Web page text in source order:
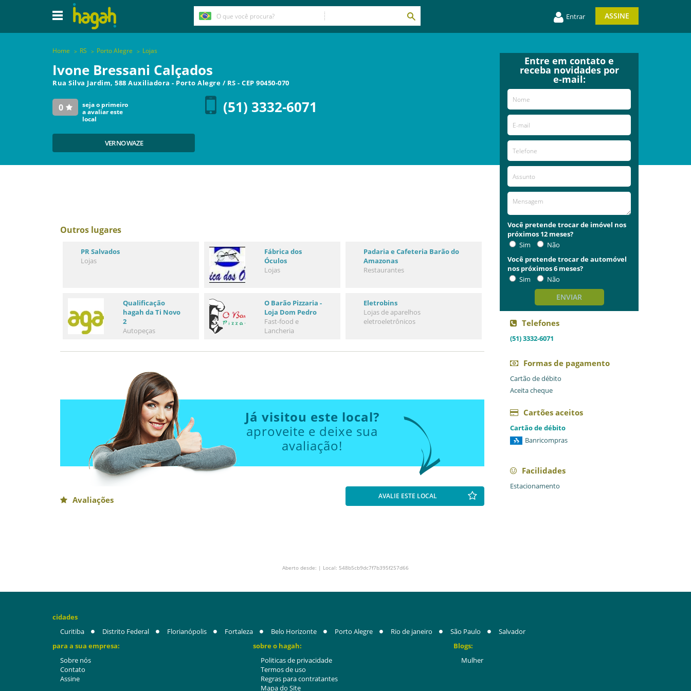
Entrar ASSINE
Home RS Porto Alegre Lojas
Ivone Bressani Calçados
Rua Silva Jardim, 588 Auxiliadora - Porto Alegre / RS - CEP 90450-070
0
seja o primeiro
a avaliar este
local
(51) 3332-6071
VER NO WAZE
Outros lugares
PR Salvados
Lojas
Fábrica dos
Óculos
Lojas
Padaria e Cafeteria Barão do
Amazonas
Restaurantes
Qualificação
hagah da Ti Novo
2
Autopeças
O Barão Pizzaria -
Loja Dom Pedro
Fast-food e
Lancheria
Eletrobins
Lojas de aparelhos
eletroeletrônicos
Já visitou este local?
aproveite e deixe sua
avaliação!
Avaliações AVALIE ESTE LOCAL
Entre em contato e
receba novidades por
e-mail:
Você pretende trocar de imóvel nos
próximos 12 meses?
Sim
Não
Você pretende trocar de automóvel
nos próximos 6 meses?
Sim
Não
ENVIAR
Telefones
(51) 3332-6071
Formas de pagamento
Cartão de débito
Aceita cheque
Cartões aceitos
Cartão de débito
Banricompras
Facilidades
Estacionamento
Aberto desde: | Local: 548b5cb9dc7f7b395f257d66
cidades
Curitiba
Distrito Federal Florianópolis Fortaleza Belo Horizonte Porto Alegre Rio de janeiro São Paulo
Salvador
para a sua empresa:
Sobre nós
Contato
Assine
sobre o hagah:
Politicas de privacidade
Termos de uso
Regras para contratantes
Mapa do Site
Blogs:
Mulher